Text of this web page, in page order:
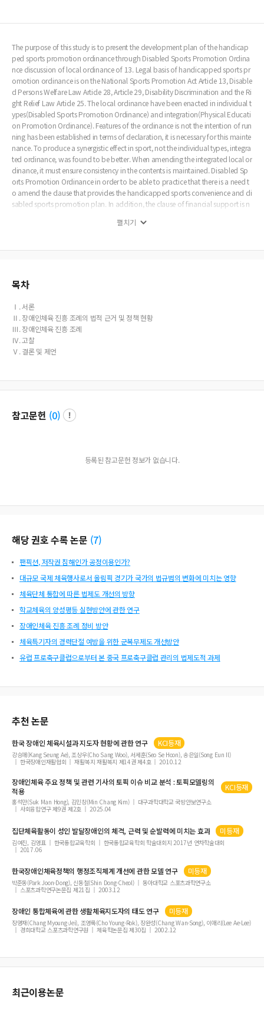
The purpose of this study is to present the development plan of the handicap
ped sports promotion ordinance through Disabled Sports Promotion Ordina
nce discussion of local ordinance of 13. Legal basis of handicapped sports pr
omotion ordinance is on the National Sports Promotion Act Article 13, Disable
d Persons Welfare Law Article 28, Article 29, Disability Discrimination and the Ri
ght Relief Law Article 25. The local ordinance have been enacted in individual t
ypes(Disabled Sports Promotion Ordinance) and integration(Physical Educati
on Promotion Ordinance). Features of the ordinance is not the intention of run
ning has been established in terms of declaration, it is necessary for this mainte
nance. To produce a synergistic effect in sport, not the individual types, integra
ted ordinance, was found to be better. When amending the integrated local or
dinance, it must ensure consistency in the contents is maintained. Disabled Sp
orts Promotion Ordinance in order to be able to practice that there is a need t
o amend the clause that provides the handicapped sports convenience and di
sabled sports promotion plan. In addition, the clause of financial support is n
considered to be able to promote the handicapped sports promotion policy
펼치기
목차
Ⅰ. 서론
Ⅱ. 장애인체육 진흥 조례의 법적 근거 및 정책 현황
Ⅲ. 장애인체육 진흥 조례
Ⅳ. 고찰
Ⅴ. 결론 및 제언
참고문헌 (0)
등록된 참고문헌 정보가 없습니다.
해당 권호 수록 논문 (7)
팬픽션, 저작권 침해인가 공정이용인가?
대규모 국제 체육행사로서 올림픽 경기가 국가의 법규범의 변화에 미치는 영향
체육단체 통합에 따른 법제도 개선의 방향
학교체육의 양성평등 실현방안에 관한 연구
장애인체육 진흥 조례 정비 방안
체육특기자의 경력단절 예방을 위한 군복무제도 개선방안
유럽 프로축구클럽으로부터 본 중국 프로축구클럽 관리의 법제도적 과제
추천 논문
한국장애인체육시설과 지도자 현황에 관한 연구 KCI등재
강승애(Kang Seung Ae), 조상우(Cho Sang Woo), 서세훈(Seo Se Hoon), 송은일(Song Eun Il)
한국장애인재활협회
재활복지 재활복지 제14권 제4호 2010.12
장애인체육주요 정책 및 관련 기사의 토픽 이슈 비교 분석 : 토픽모델링의
적용
KCI등재
홍석만(Suk Man Hong), 김민창(Min Chang Kim)
대구과학대학교 국방안보연구소
사회융합연구 제9권 제2호
2025.04
집단체육활동이 성인 발달장애인의 체격, 근력 및 순발력에 미치는 효과 미등재
김여진, 김영표 한국통합교육학회
한국통합교육학회 학술대회지 2017년 연차학술대회
2017.06
한국장애인체육정책의 행정조직체계 개선에 관한 모델 연구 미등재
박준동(Park Joon-Dong), 신동철(Shin Dong-Cheol)
동아대학교 스포츠과학연구소
스포츠과학연구논문집 제21집
2003.12
장애인 통합체육에 관한 생활체육지도자의 태도 연구 미등재
장명재(Chang Myoung-Jei), 조영록(Cho Young-Rok), 장완성(Chang Wan-Song), 이애리(Lee Ae-Lee)
경희대학교 스포츠과학연구원
체육학논문집 제30집 2002.12
최근이용논문